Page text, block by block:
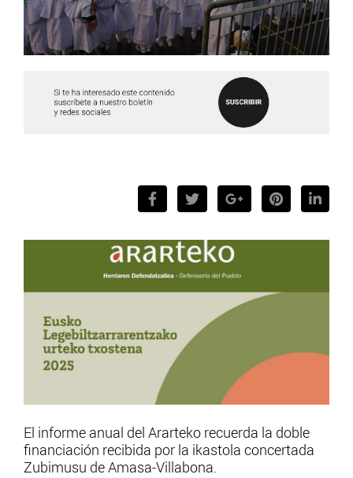
El informe anual del Ararteko recuerda la doble
financiación recibida por la ikastola concertada
Zubimusu de Amasa-Villabona.